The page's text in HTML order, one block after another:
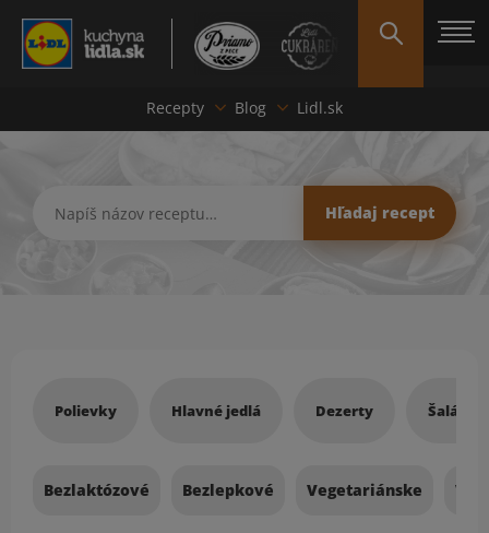
Recepty Blog Lidl.sk
Hľadaj recept
Polievky Hlavné jedlá Dezerty Šaláty
Bezlaktózové Bezlepkové Vegetariánske